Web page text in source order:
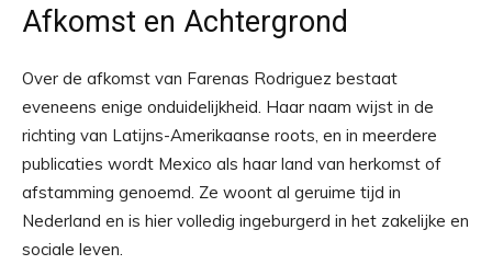
Afkomst en Achtergrond
Over de afkomst van Farenas Rodriguez bestaat
eveneens enige onduidelijkheid. Haar naam wijst in de
richting van Latijns-Amerikaanse roots, en in meerdere
publicaties wordt Mexico als haar land van herkomst of
afstamming genoemd. Ze woont al geruime tijd in
Nederland en is hier volledig ingeburgerd in het zakelijke en
sociale leven.